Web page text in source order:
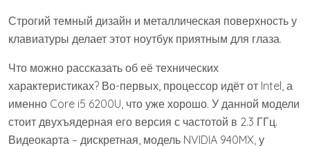
Строгий темный дизайн и металлическая поверхность у
клавиатуры делает этот ноутбук приятным для глаза.
Что можно рассказать об её технических
характеристиках? Во-первых, процессор идёт от Intel, а
именно Core i5 6200U, что уже хорошо. У данной модели
стоит двухъядерная его версия с частотой в 2.3 ГГц.
Видеокарта – дискретная, модель NVIDIA 940MX, у